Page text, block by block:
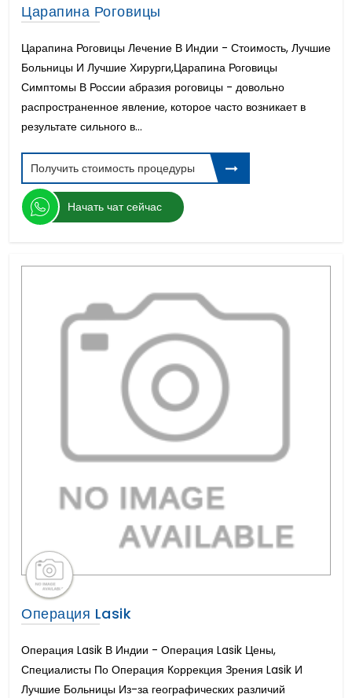
Царапина Роговицы
Царапина Роговицы Лечение В Индии - Стоимость, Лучшие
Больницы И Лучшие Хирурги,Царапина Роговицы
Симптомы В России абразия роговицы - довольно
распространенное явление, которое часто возникает в
результате сильного в...
Получить стоимость процедуры
Начать чат сейчас
Операция Lasik
Операция Lasik В Индии - Операция Lasik Цены,
Специалисты По Операция Коррекция Зрения Lasik И
Лучшие Больницы Из-за географических различий